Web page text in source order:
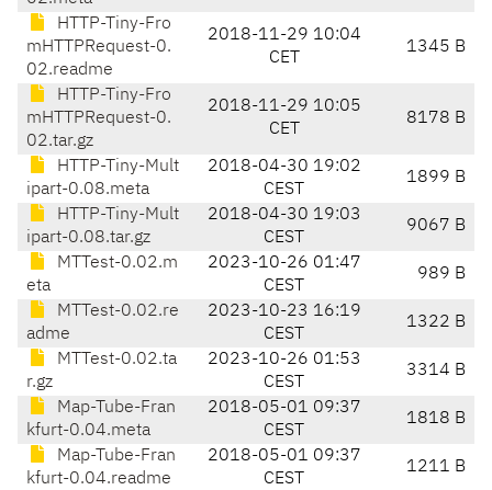
HTTP-Tiny-Fro
mHTTPRequest-0.
02.readme
2018-11-29 10:04
CET
1345 B
HTTP-Tiny-Fro
mHTTPRequest-0.
02.tar.gz
2018-11-29 10:05
CET
8178 B
HTTP-Tiny-Mult
ipart-0.08.meta
2018-04-30 19:02
CEST
1899 B
HTTP-Tiny-Mult
ipart-0.08.tar.gz
2018-04-30 19:03
CEST
9067 B
MTTest-0.02.m
eta
2023-10-26 01:47
CEST
989 B
MTTest-0.02.re
adme
2023-10-23 16:19
CEST
1322 B
MTTest-0.02.ta
r.gz
2023-10-26 01:53
CEST
3314 B
Map-Tube-Fran
kfurt-0.04.meta
2018-05-01 09:37
CEST
1818 B
Map-Tube-Fran
kfurt-0.04.readme
2018-05-01 09:37
CEST
1211 B